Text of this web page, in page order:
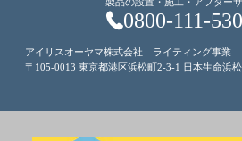
0800-111-
アイリスオーヤマ株式会社 ライティング事業
〒105-0013 東京都港区浜松町2-3-1 日本生命浜